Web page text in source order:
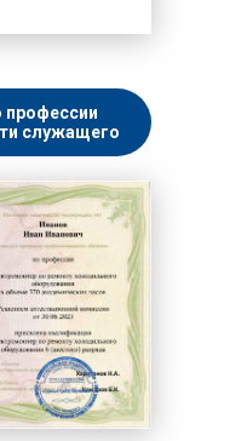
профессии
служащего